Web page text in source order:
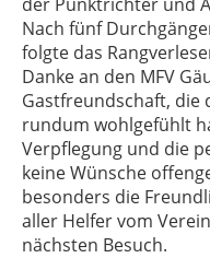
Nach fünf
folgte das
Danke an den MFV
Gastfreundschaft, die
rundum wohlgefühlt
Verpflegung und die
keine Wünsche
besonders die
aller Helfer vom
nächsten Besuch.